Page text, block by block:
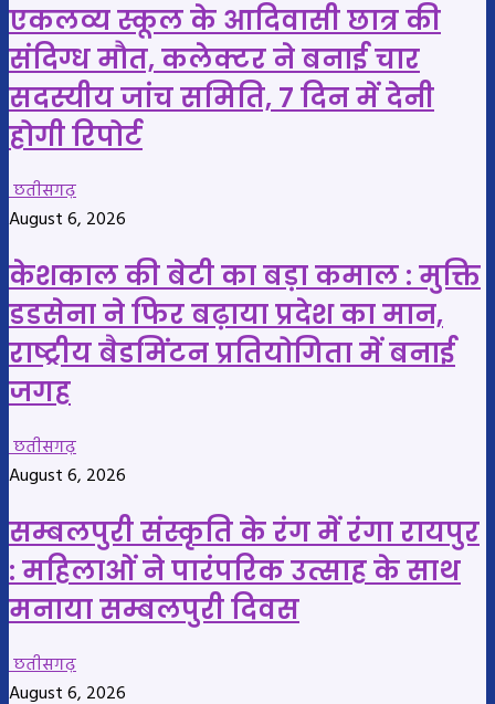
एकलव्य स्कूल के आदिवासी छात्र की
संदिग्ध मौत, कलेक्टर ने बनाई चार
सदस्यीय जांच समिति, 7 दिन में देनी
होगी रिपोर्ट
छतीसगढ़
August 6, 2026
केशकाल की बेटी का बड़ा कमाल : मुक्ति
डडसेना ने फिर बढ़ाया प्रदेश का मान,
राष्ट्रीय बैडमिंटन प्रतियोगिता में बनाई
जगह
छतीसगढ़
August 6, 2026
सम्बलपुरी संस्कृति के रंग में रंगा रायपुर
: महिलाओं ने पारंपरिक उत्साह के साथ
मनाया सम्बलपुरी दिवस
छतीसगढ़
August 6, 2026